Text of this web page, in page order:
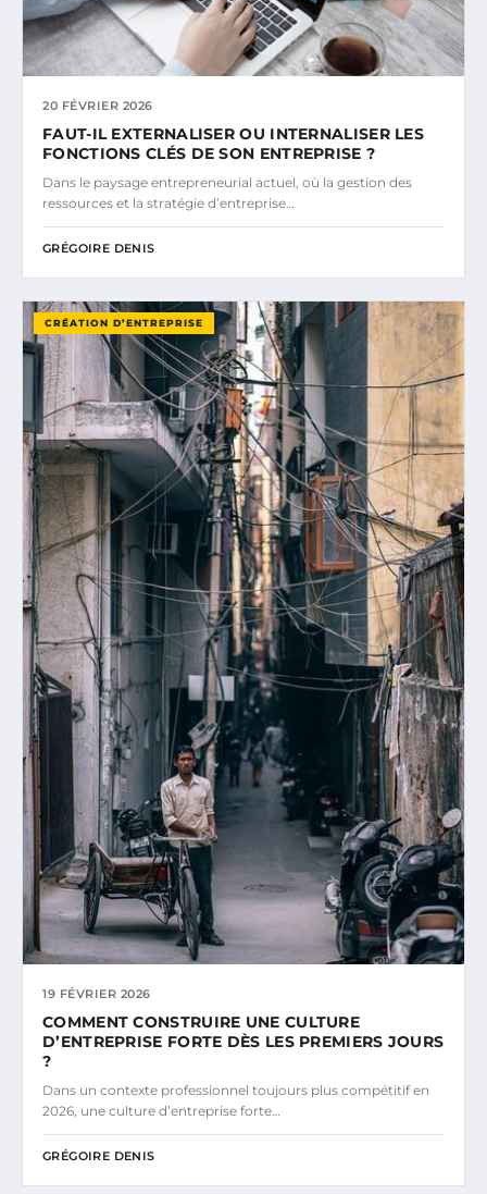
20 FÉVRIER 2026
FAUT-IL EXTERNALISER OU INTERNALISER LES
FONCTIONS CLÉS DE SON ENTREPRISE ?
Dans le paysage entrepreneurial actuel, où la gestion des
ressources et la stratégie d’entreprise…
GRÉGOIRE DENIS
CRÉATION D’ENTREPRISE
19 FÉVRIER 2026
COMMENT CONSTRUIRE UNE CULTURE
D’ENTREPRISE FORTE DÈS LES PREMIERS JOURS
?
Dans un contexte professionnel toujours plus compétitif en
2026, une culture d’entreprise forte…
GRÉGOIRE DENIS